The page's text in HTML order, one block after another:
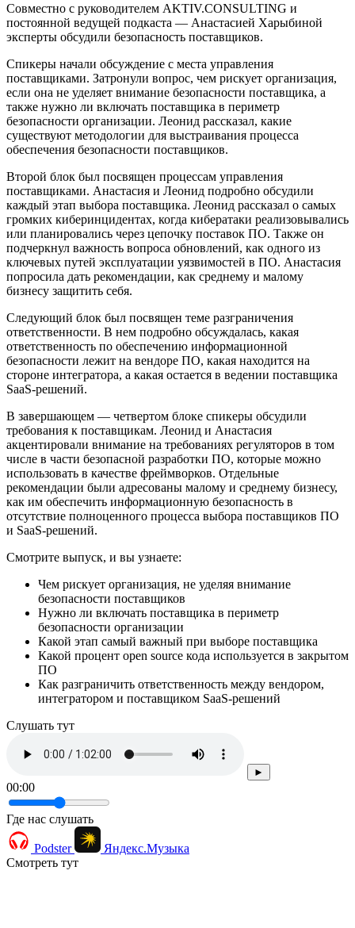
Совместно с руководителем AKTIV.CONSULTING и
постоянной ведущей подкаста — Анастасией Харыбиной
эксперты обсудили безопасность поставщиков.
Спикеры начали обсуждение с места управления
поставщиками. Затронули вопрос, чем рискует организация,
если она не уделяет внимание безопасности поставщика, а
также нужно ли включать поставщика в периметр
безопасности организации. Леонид рассказал, какие
существуют методологии для выстраивания процесса
обеспечения безопасности поставщиков.
Второй блок был посвящен процессам управления
поставщиками. Анастасия и Леонид подробно обсудили
каждый этап выбора поставщика. Леонид рассказал о самых
громких киберинцидентах, когда кибератаки реализовывались
или планировались через цепочку поставок ПО. Также он
подчеркнул важность вопроса обновлений, как одного из
ключевых путей эксплуатации уязвимостей в ПО. Анастасия
попросила дать рекомендации, как среднему и малому
бизнесу защитить себя.
Следующий блок был посвящен теме разграничения
ответственности. В нем подробно обсуждалась, какая
ответственность по обеспечению информационной
безопасности лежит на вендоре ПО, какая находится на
стороне интегратора, а какая остается в ведении поставщика
SaaS-решений.
В завершающем — четвертом блоке спикеры обсудили
требования к поставщикам. Леонид и Анастасия
акцентировали внимание на требованиях регуляторов в том
числе в части безопасной разработки ПО, которые можно
использовать в качестве фреймворков. Отдельные
рекомендации были адресованы малому и среднему бизнесу,
как им обеспечить информационную безопасность в
отсутствие полноценного процесса выбора поставщиков ПО
и SaaS-решений.
Смотрите выпуск, и вы узнаете:
Чем рискует организация, не уделяя внимание
безопасности поставщиков
Нужно ли включать поставщика в периметр
безопасности организации
Какой этап самый важный при выборе поставщика
Какой процент open source кода используется в закрытом
ПО
Как разграничить ответственность между вендором,
интегратором и поставщиком SaaS-решений
Cлушать тут
►
00:00
Где нас слушать
Podster
Яндекс.Музыка
Смотреть тут